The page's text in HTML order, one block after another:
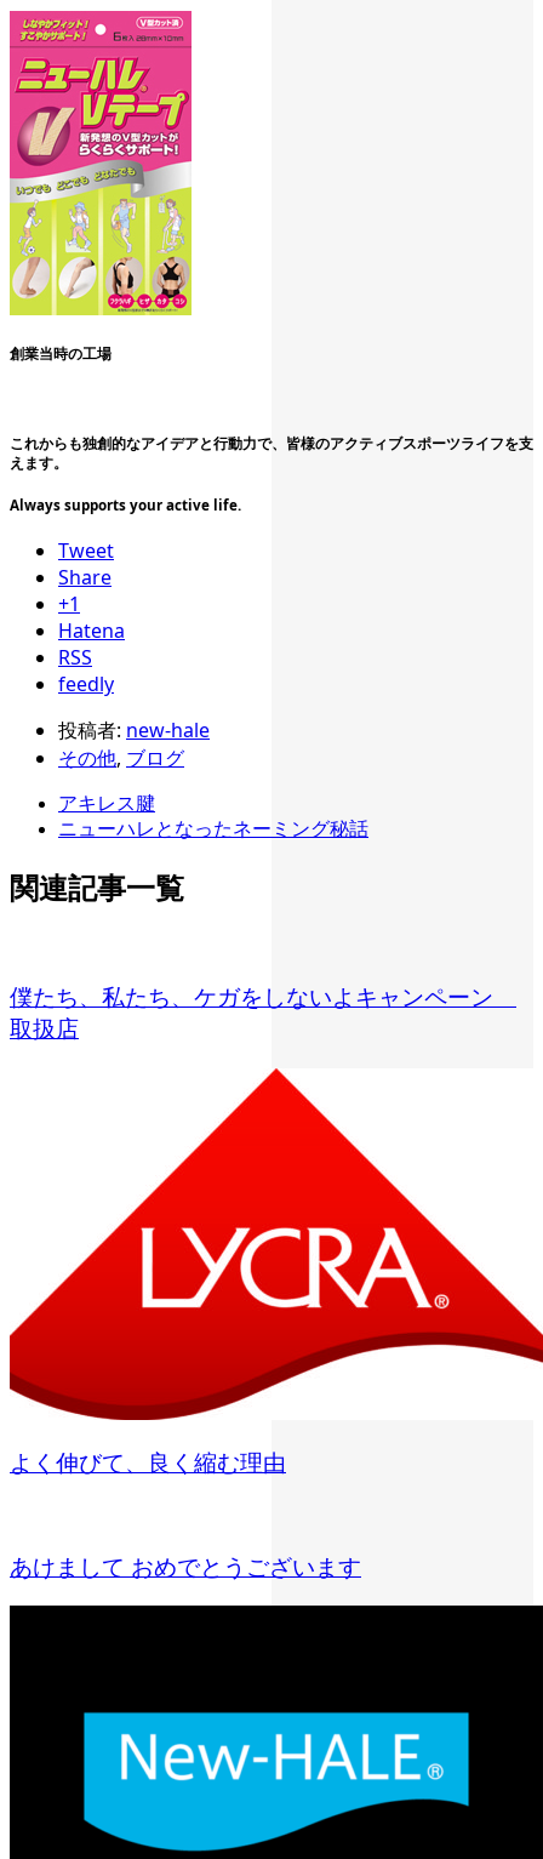
創業当時の工場
これからも独創的なアイデアと行動力で、皆様のアクティブスポーツライフを支
えます。
Always supports your active life.
Tweet
Share
+1
Hatena
RSS
feedly
投稿者: new-hale
その他, ブログ
アキレス腱
ニューハレとなったネーミング秘話
関連記事一覧
僕たち、私たち、ケガをしないよキャンペーン
取扱店
よく伸びて、良く縮む理由
あけまして おめでとうございます